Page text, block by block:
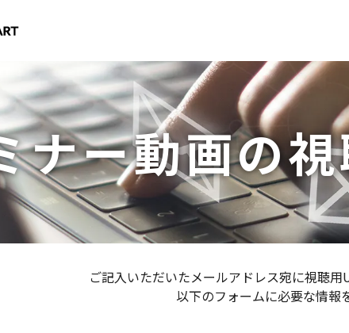
ナー動画の
ご記入いただいたメールアドレス宛に視聴用
以下のフォームに必要な情報